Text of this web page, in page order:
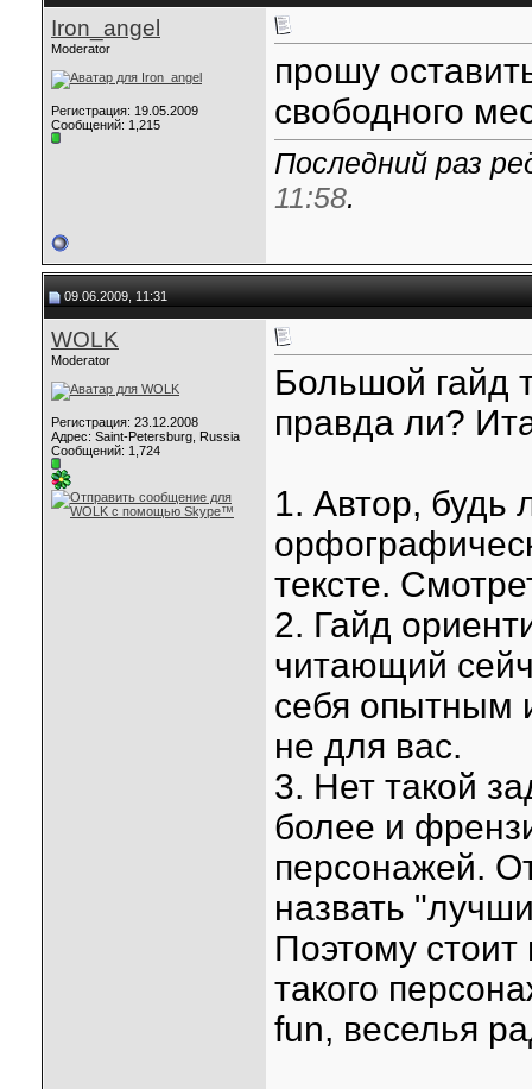
Iron_angel
Moderator
Регистрация: 19.05.2009
Сообщений: 1,215
прошу
свободного
Последний раз
11:58.
09.06.2009, 11:31
WOLK
Moderator
Регистрация: 23.12.2008
Адрес: Saint-Petersburg, Russia
Сообщений: 1,724
Большой гайд
правда ли?
1. Автор, будь
тексте.
2. Гайд
читающий
себя опытным
не для вас.
3. Нет такой
более и
персонажей.
назвать
Поэтому стоит
такого
fun, веселья